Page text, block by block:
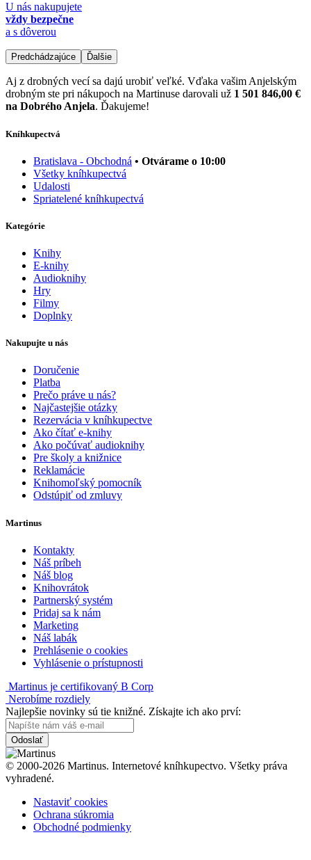
U nás nakupujete
vždy bezpečne
a s dôverou
Predchádzajúce Ďalšie
Aj z drobných vecí sa dajú urobiť veľké. Vďaka vašim Anjelským
drobným ste pri nákupoch na Martinuse darovali už 1 501 846,00 €
na Dobrého Anjela. Ďakujeme!
Kníhkupectvá
Bratislava - Obchodná • Otvárame o 10:00
Všetky kníhkupectvá
Udalosti
Spriatelené kníhkupectvá
Kategórie
Knihy
E-knihy
Audioknihy
Hry
Filmy
Doplnky
Nakupujte u nás
Doručenie
Platba
Prečo práve u nás?
Najčastejšie otázky
Rezervácia v kníhkupectve
Ako čítať e-knihy
Ako počúvať audioknihy
Pre školy a knižnice
Reklamácie
Knihomoľský pomocník
Odstúpiť od zmluvy
Martinus
Kontakty
Náš príbeh
Náš blog
Knihovrátok
Partnerský systém
Pridaj sa k nám
Marketing
Náš labák
Prehlásenie o cookies
Vyhlásenie o prístupnosti
Martinus je certifikovaný B Corp
Nerobíme rozdiely
Najlepšie novinky sú tie knižné. Získajte ich ako prví:
Odoslať
© 2000-2026 Martinus. Internetové kníhkupectvo. Všetky práva
vyhradené.
Nastaviť cookies
Ochrana súkromia
Obchodné podmienky